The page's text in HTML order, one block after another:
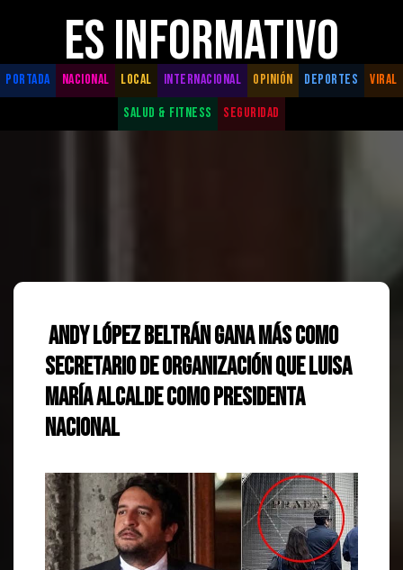
ES INFORMATIVO
PORTADA NACIONAL LOCAL INTERNACIONAL OPINIÓN DEPORTES
VIRAL
SALUD & FITNESS
SEGURIDAD
Andy López Beltrán gana más como
secretario de Organización que Luisa
María Alcalde como presidenta
nacional